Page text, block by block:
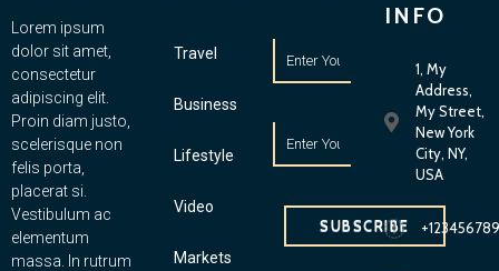
Lorem ipsum
dolor sit amet,
consectetur
adipiscing elit.
Proin diam justo,
scelerisque non
felis porta,
placerat si.
Vestibulum ac
elementum
massa. In rutrum
Travel
Business
Lifestyle
Video
Markets
SUBSCRIBE
INFO
1, My
Address,
My Street,
New York
City, NY,
USA